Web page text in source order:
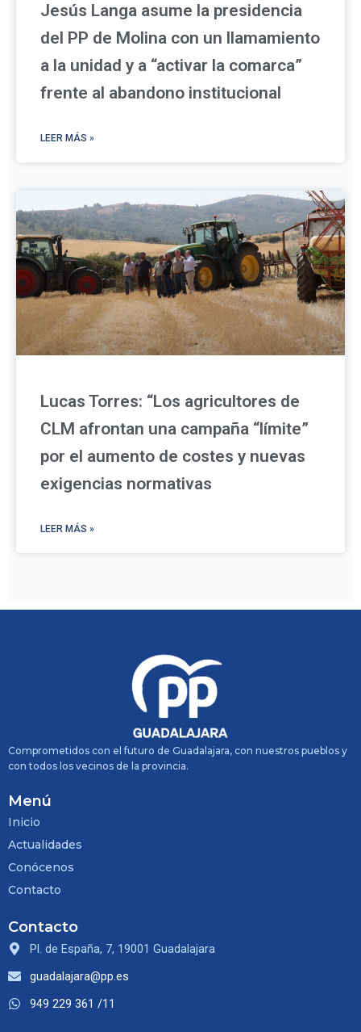
Jesús Langa asume la presidencia
del PP de Molina con un llamamiento
a la unidad y a “activar la comarca”
frente al abandono institucional
LEER MÁS »
Lucas Torres: “Los agricultores de
CLM afrontan una campaña “límite”
por el aumento de costes y nuevas
exigencias normativas
LEER MÁS »
Comprometidos con el futuro de Guadalajara, con nuestros pueblos y
con todos los vecinos de la provincia.
Menú
Inicio
Actualidades
Conócenos
Contacto
Contacto
Pl. de España, 7, 19001 Guadalajara
guadalajara@pp.es
949 229 361 /11